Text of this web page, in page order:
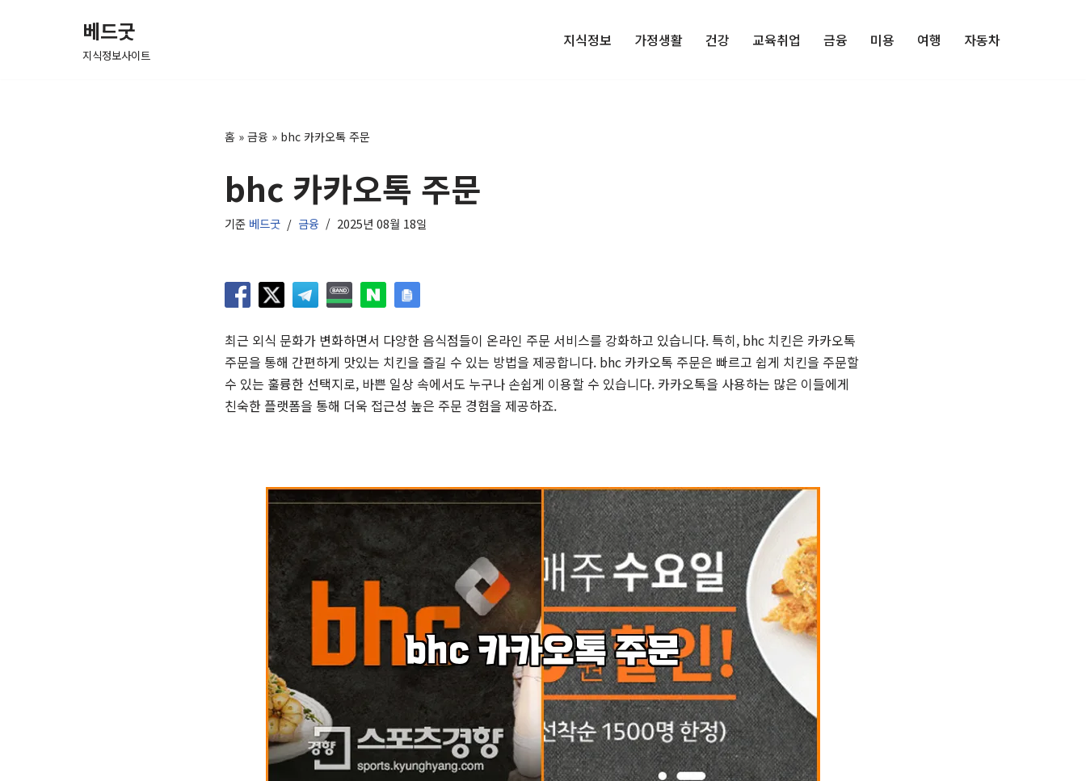
베드굿
지식정보사이트
지식정보 가정생활 건강 교육취업 금융 미용 여행 자동차
홈 » 금융 » bhc 카카오톡 주문
bhc 카카오톡 주문
기준 베드굿 금융 2025년 08월 18일
최근 외식 문화가 변화하면서 다양한 음식점들이 온라인 주문 서비스를 강화하고 있습니다. 특히, bhc 치킨은 카카오톡
주문을 통해 간편하게 맛있는 치킨을 즐길 수 있는 방법을 제공합니다. bhc 카카오톡 주문은 빠르고 쉽게 치킨을 주문할
수 있는 훌륭한 선택지로, 바쁜 일상 속에서도 누구나 손쉽게 이용할 수 있습니다. 카카오톡을 사용하는 많은 이들에게
친숙한 플랫폼을 통해 더욱 접근성 높은 주문 경험을 제공하죠.